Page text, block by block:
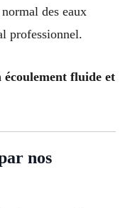
des eaux
professionnel.
fluide et
nos